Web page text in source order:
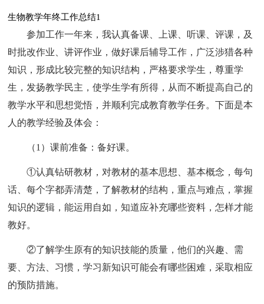
生物教学年终工作总结1
参加工作一年来，我认真备课、上课、听课、评课，及
时批改作业、讲评作业，做好课后辅导工作，广泛涉猎各种
知识，形成比较完整的知识结构，严格要求学生，尊重学
生，发扬教学民主，使学生学有所得，从而不断提高自己的
教学水平和思想觉悟，并顺利完成教育教学任务。下面是本
人的教学经验及体会：
（1）课前准备：备好课。
①认真钻研教材，对教材的基本思想、基本概念，每句
话、每个字都弄清楚，了解教材的结构，重点与难点，掌握
知识的逻辑，能运用自如，知道应补充哪些资料，怎样才能
教好。
②了解学生原有的知识技能的质量，他们的兴趣、需
要、方法、习惯，学习新知识可能会有哪些困难，采取相应
的预防措施。